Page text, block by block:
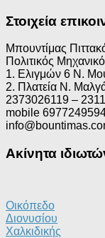
Στοιχεία
Μπουντίμας
Πολιτικός
1. Ελιγμών 6 Ν.
2. Πλατεία Ν.
2373026119 –
mobile
Ακίνητα
Οικόπεδο
Διονυσίου
Χαλκιδικής